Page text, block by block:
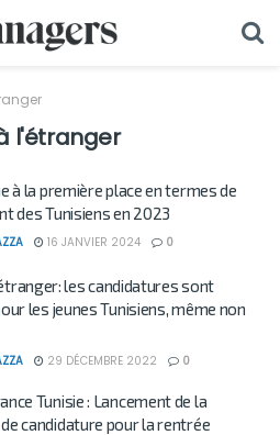
l'étranger
à la première place en termes de
des Tunisiens en 2023
16 JANVIER 2024 0
les candidatures sont
les jeunes Tunisiens, même non
29 DÉCEMBRE 2022 0
Tunisie : Lancement de la
candidature pour la rentrée